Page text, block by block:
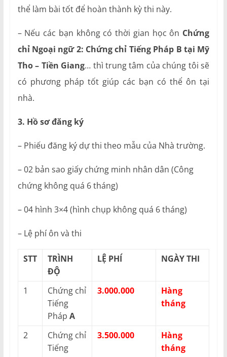
thể làm bài tốt để hoàn thành kỳ thi này.
– Nếu các bạn không có thời gian học ôn Chứng
chỉ Ngoại ngữ 2: Chứng chỉ Tiếng Pháp B tại Mỹ
Tho – Tiền Giang… thì trung tâm của chúng tôi sẽ
có phương pháp tốt giúp các bạn có thể ôn tại
nhà.
3. Hồ sơ đăng ký
– Phiếu đăng ký dự thi theo mẫu của Nhà trường.
– 02 bản sao giấy chứng minh nhân dân (Công
chứng không quá 6 tháng)
– 04 hình 3×4 (hình chụp không quá 6 tháng)
– Lệ phí ôn và thi
STT
TRÌNH
ĐỘ
LỆ PHÍ NGÀY THI
1
Chứng chỉ
Tiếng
Pháp A
3.000.000
Hàng
tháng
2
Chứng chỉ
Tiếng
3.500.000
Hàng
tháng